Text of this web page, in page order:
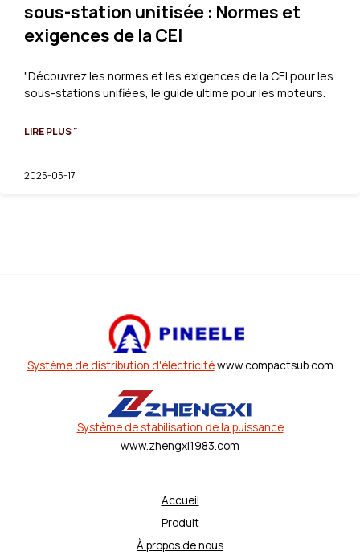
sous-station unitisée : Normes et
exigences de la CEI
"Découvrez les normes et les exigences de la CEI pour les
sous-stations unifiées, le guide ultime pour les moteurs.
LIRE PLUS "
2025-05-17
Système de distribution d'électricitéwww.compactsub.com
Système de stabilisation de la puissance
www.zhengxi1983.com
Accueil
Produit
À propos de nous